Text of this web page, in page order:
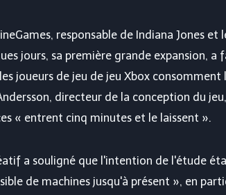
responsable de Indiana Jones et
jours, sa première grande expansion,
joueurs de jeu de jeu Xbox consomment
directeur de la conception du
« entrent cinq minutes et le laissent ».
a souligné que l'intention de l'étude
de machines jusqu'à présent », en